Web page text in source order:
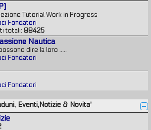
Tutorial Work in Progress
Fondatori
totali: 88425
Nautica
dire la loro .....
Fondatori
Fondatori
Eventi,Notizie & Novita'